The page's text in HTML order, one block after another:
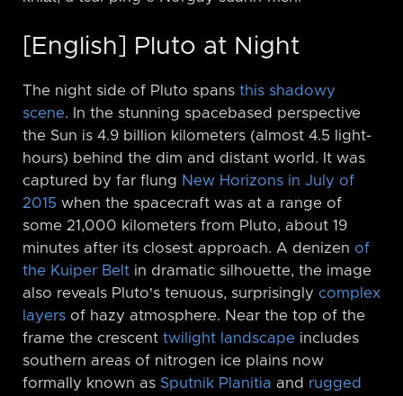
[English] Pluto at Night
The night side of Pluto spans this shadowy
scene. In the stunning spacebased perspective
the Sun is 4.9 billion kilometers (almost 4.5 light-
hours) behind the dim and distant world. It was
captured by far flung New Horizons in July of
2015 when the spacecraft was at a range of
some 21,000 kilometers from Pluto, about 19
minutes after its closest approach. A denizen of
the Kuiper Belt in dramatic silhouette, the image
also reveals Pluto's tenuous, surprisingly complex
layers of hazy atmosphere. Near the top of the
frame the crescent twilight landscape includes
southern areas of nitrogen ice plains now
formally known as Sputnik Planitia and rugged